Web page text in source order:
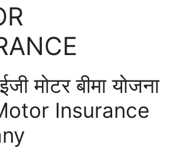
मोटर बीमा योजना
Insurance